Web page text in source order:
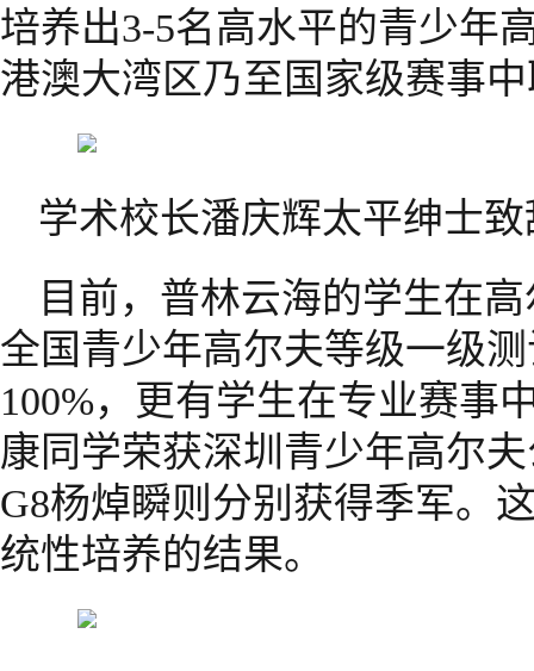
培养出3-5名高水平的青少年
港澳大湾区乃至国家级赛事
学术校长潘庆辉太平绅士致
目前，普林云海的学生在
全国青少年高尔夫等级一级
100%，更有学生在专业赛事
康同学荣获深圳青少年高尔
G8杨焯瞬则分别获得季军。
统性培养的结果。